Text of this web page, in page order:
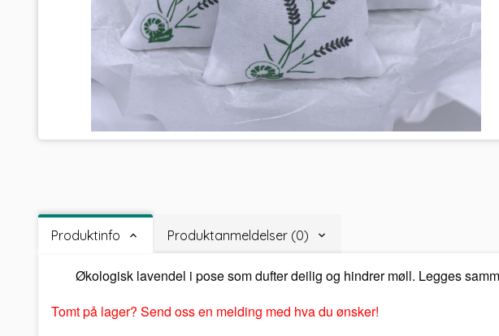
Produktinfo Produktanmeldelser (0)
Økologisk lavendel i pose som dufter deilig og hindrer møll. Legges
Tomt på lager? Send oss en melding med hva du ønsker!